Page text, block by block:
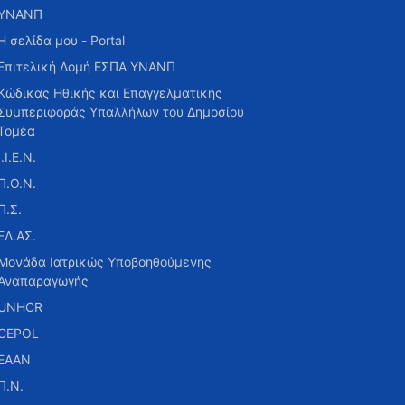
σελίδα μου - Portal
Δομή ΕΣΠΑ ΥΝΑΝΠ
Ηθικής και Επαγγελματικής
Υπαλλήλων του Δημοσίου
Ιατρικώς Υποβοηθούμενης